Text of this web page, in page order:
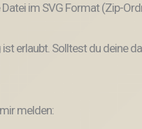
im SVG Format (Zip-
erlaubt. Solltest du deine
melden: